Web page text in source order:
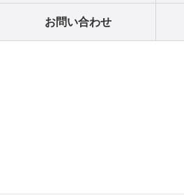
お問い合わせ